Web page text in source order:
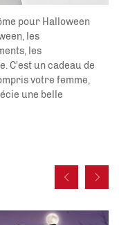
pour Halloween
les
les
C'est un cadeau de
votre femme,
une belle